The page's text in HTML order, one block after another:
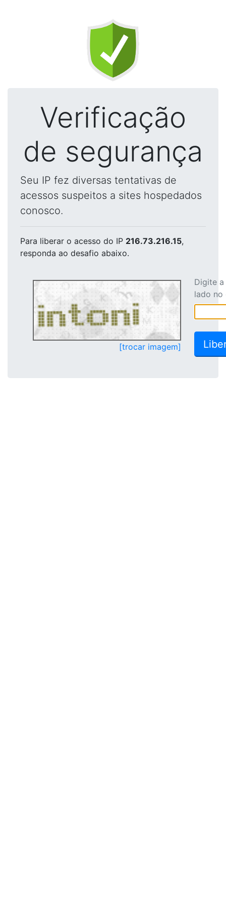
Verificação
de segurança
Seu IP fez diversas tentativas de
acessos suspeitos a sites hospedados
conosco.
Para liberar o acesso do IP 216.73.216.15,
responda ao desafio abaixo.
[trocar imagem]
Digite
lado no